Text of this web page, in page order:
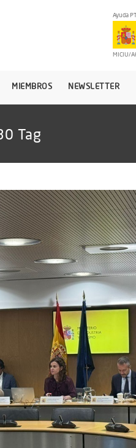
Ayuda
MICIU/
MIEMBROS NEWSLETTER
Tag